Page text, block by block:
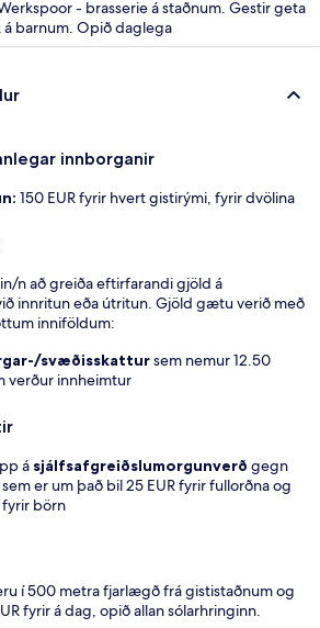
- brasserie á staðnum. Gestir geta
barnum. Opið daglega
innborganir
150 EUR fyrir hvert gistirými, fyrir dvölina
n að greiða eftirfarandi gjöld á
innritun eða útritun. Gjöld gætu verið með
inniföldum:
svæðisskattursem nemur 12.50
verður innheimtur
á sjálfsafgreiðslumorgunverð gegn
er um það bil 25 EUR fyrir fullorðna og
fyrir börn
í 500 metra fjarlægð frá gististaðnum og
fyrir á dag, opið allan sólarhringinn.